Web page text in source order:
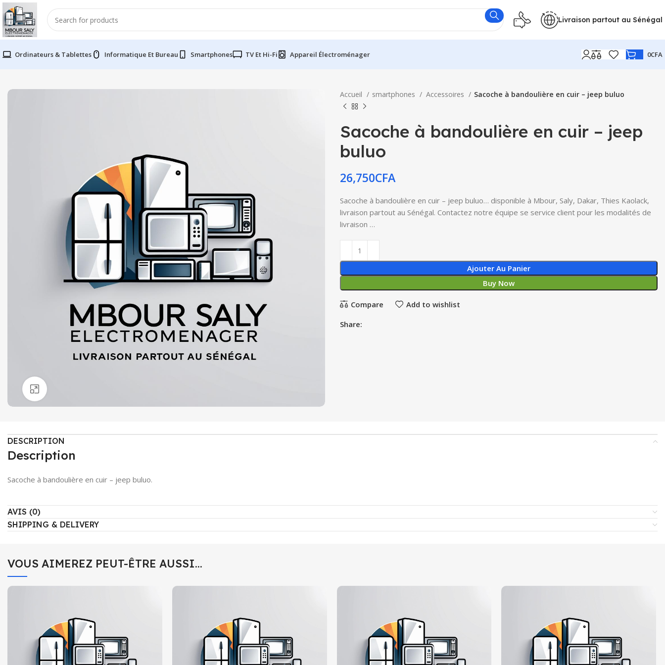
Livraison partout au Sénégal
Ordinateurs & Tablettes Informatique Et Bureau Smartphones TV Et Hi-Fi Appareil Électroménager 0CFA
Accueil smartphones Accessoires Sacoche à bandoulière en cuir – jeep buluo
Sacoche à bandoulière en cuir – jeep
buluo
26,750CFA
Sacoche à bandoulière en cuir – jeep buluo… disponible à Mbour, Saly, Dakar, Thies Kaolack,
livraison partout au Sénégal. Contactez notre équipe se service client pour les modalités de
livraison …
Ajouter Au Panier
Buy Now
Compare Add to wishlist
Share:
DESCRIPTION
Description
Sacoche à bandoulière en cuir – jeep buluo.
AVIS (0)
SHIPPING & DELIVERY
VOUS AIMEREZ PEUT-ÊTRE AUSSI…